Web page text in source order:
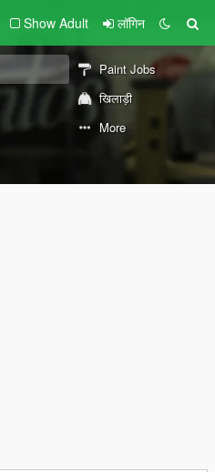
Show Adult लॉगिन
Paint Jobs
खिलाड़ी
More